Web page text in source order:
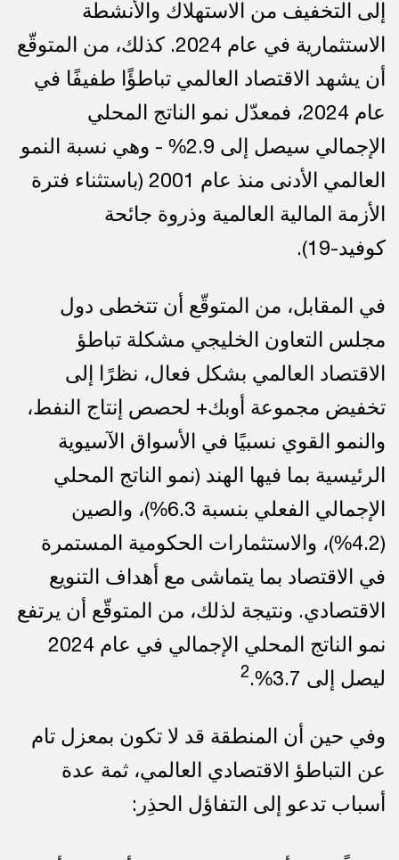
إلى التخفيف من الاستهلاك والأنشطة
الاستثمارية في عام 2024. كذلك، من المتوقّع
أن يشهد الاقتصاد العالمي تباطؤًا طفيفًا في
عام 2024، فمعدّل نمو الناتج المحلي
الإجمالي سيصل إلى 2.9% - وهي نسبة النمو
العالمي الأدنى منذ عام 2001 (باستثناء فترة
الأزمة المالية العالمية وذروة جائحة
كوفيد-19).
في المقابل، من المتوقّع أن تتخطى دول
مجلس التعاون الخليجي مشكلة تباطؤ
الاقتصاد العالمي بشكل فعال، نظرًا إلى
تخفيض مجموعة أوبك+ لحصص إنتاج النفط،
والنمو القوي نسبيًا في الأسواق الآسيوية
الرئيسية بما فيها الهند (نمو الناتج المحلي
الإجمالي الفعلي بنسبة 6.3%)، والصين
(4.2%)، والاستثمارات الحكومية المستمرة
في الاقتصاد بما يتماشى مع أهداف التنويع
الاقتصادي. ونتيجة لذلك، من المتوقّع أن يرتفع
نمو الناتج المحلي الإجمالي في عام 2024
ليصل إلى 3.7%.
2
وفي حين أن المنطقة قد لا تكون بمعزل تام
عن التباطؤ الاقتصادي العالمي، ثمة عدة
أسباب تدعو إلى التفاؤل الحذِر: